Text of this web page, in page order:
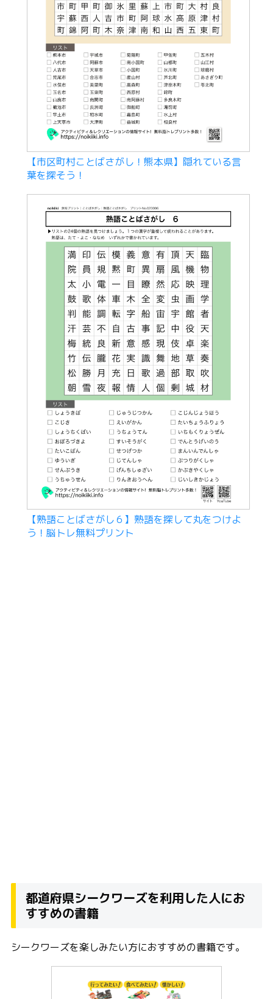
【市区町村ことばさがし！熊本県】隠れている言
葉を探そう！
【熟語ことばさがし６】熟語を探して丸をつけよ
う！脳トレ無料プリント
都道府県シークワーズを利用した人にお
すすめの書籍
シークワーズを楽しみたい方におすすめの書籍です。